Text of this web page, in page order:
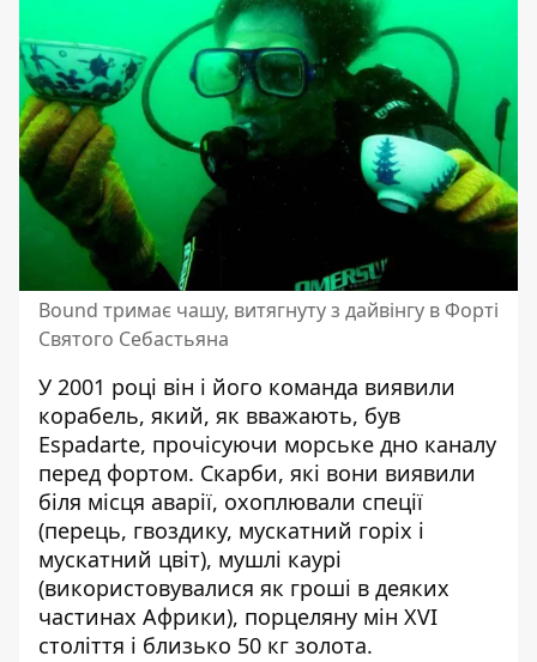
Bound тримає чашу, витягнуту з дайвінгу в Форті
Святого Себастьяна
У 2001 році він і його команда виявили
корабель, який, як вважають, був
Espadarte, прочісуючи морське дно каналу
перед фортом. Скарби, які вони виявили
біля місця аварії, охоплювали спеції
(перець, гвоздику, мускатний горіх і
мускатний цвіт), мушлі каурі
(використовувалися як гроші в деяких
частинах Африки), порцеляну мін XVI
століття і близько 50 кг золота.